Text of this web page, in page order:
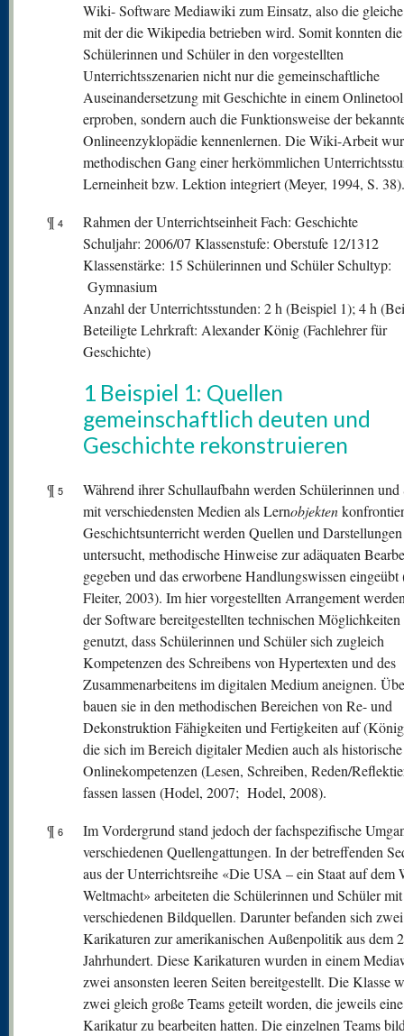
Wiki- Software Mediawiki zum Einsatz, also die
mit der die Wikipedia betrieben wird. Somit konnten die
Schülerinnen und Schüler in den vorgestellten
Unterrichtsszenarien nicht nur die gemeinschaftliche
Auseinandersetzung mit Geschichte in einem Onlinetool
erproben, sondern auch die Funktionsweise der
Onlineenzyklopädie kennenlernen. Die Wiki-Arbeit
methodischen Gang einer herkömmlichen
Lerneinheit bzw. Lektion integriert (Meyer, 1994, S. 38).
¶ 4
Rahmen der Unterrichtseinheit Fach: Geschichte
Schuljahr: 2006/07 Klassenstufe: Oberstufe 12/1312
Klassenstärke: 15 Schülerinnen und Schüler Schultyp:
Gymnasium
Anzahl der Unterrichtsstunden: 2 h (Beispiel 1); 4 h
Beteiligte Lehrkraft: Alexander König (Fachlehrer für
Geschichte)
1 Beispiel 1: Quellen
gemeinschaftlich deuten und
Geschichte rekonstruieren
¶ 5
Während ihrer Schullaufbahn werden Schülerinnen und
mit verschiedensten Medien als Lernobjekten
Geschichtsunterricht werden Quellen und Darstellungen
untersucht, methodische Hinweise zur adäquaten
gegeben und das erworbene Handlungswissen eingeübt
Fleiter, 2003). Im hier vorgestellten Arrangement
der Software bereitgestellten technischen Möglichkeiten
genutzt, dass Schülerinnen und Schüler sich zugleich
Kompetenzen des Schreibens von Hypertexten und des
Zusammenarbeitens im digitalen Medium aneignen.
bauen sie in den methodischen Bereichen von Re- und
Dekonstruktion Fähigkeiten und Fertigkeiten auf
die sich im Bereich digitaler Medien auch als historische
Onlinekompetenzen (Lesen, Schreiben, Reden/
fassen lassen (Hodel, 2007; Hodel, 2008).
¶ 6
Im Vordergrund stand jedoch der fachspezifische
verschiedenen Quellengattungen. In der betreffenden
aus der Unterrichtsreihe «Die USA – ein Staat auf dem
Weltmacht» arbeiteten die Schülerinnen und Schüler mit
verschiedenen Bildquellen. Darunter befanden sich zwei
Karikaturen zur amerikanischen Außenpolitik aus dem
Jahrhundert. Diese Karikaturen wurden in einem
zwei ansonsten leeren Seiten bereitgestellt. Die Klasse
zwei gleich große Teams geteilt worden, die jeweils eine
Karikatur zu bearbeiten hatten. Die einzelnen Teams